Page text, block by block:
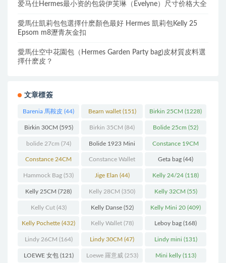
爱马仕Hermes最小资的包袋伊芙琳（Evelyne）尺寸价格大全
愛馬仕凱莉包包選擇什麽顏色最好 Hermes 凱莉包Kelly 25
Epsom m8瀝青灰金扣
愛馬仕空中花園包（Hermes Garden Party bag)皮材質皮料選
擇什麽皮？
文章標簽
Barenia 馬鞍皮 (44) Bearn wallet(151) Birkin 25CM (1228)
Birkin 30CM (595) Birkin 35CM (84) Bolide 25cm (52)
bolide 27cm (74) Bolide 1923 Mini
(93)
Constance 19CM
(571)
Constance 24CM
(216)
Constance Wallet
(60)
Geta bag (44)
Hammock Bag (53) Jige Elan (44) Kelly 24/24 (118)
Kelly 25CM (728) Kelly 28CM (350) Kelly 32CM (55)
Kelly Cut(43) Kelly Danse(52) Kelly Mini 20 (409)
Kelly Pochette (432) Kelly Wallet(78) Leboy bag (168)
Lindy 26CM (164) Lindy 30CM (47) Lindy mini (131)
LOEWE 女包(121) Loewe 羅意威(253) Mini kelly(113)